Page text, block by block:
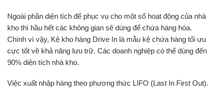
Ngoài phần diện tích để phục vụ cho một số hoạt động của nhà
kho thì hầu hết các không gian sẽ dùng để chứa hàng hóa.
Chính vì vậy, Kệ kho hàng Drive In là mẫu kệ chứa hàng tối ưu
cực tốt về khả năng lưu trữ. Các doanh nghiệp có thể dùng đến
90% diện tích nhà kho.
Việc xuất nhập hàng theo phương thức LIFO (Last In First Out).